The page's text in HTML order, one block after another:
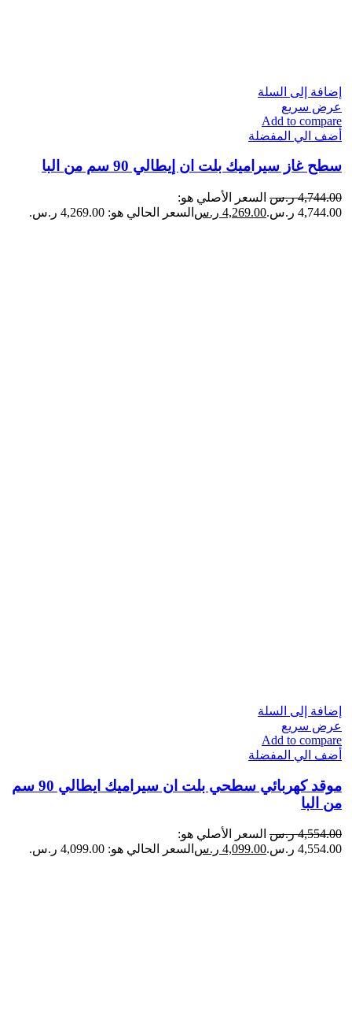
إضافة إلى السلة
عرض سريع
Add to compare
أضف الي المفضلة
سطح غاز سيراميك بلت ان إيطالي 90 سم من البا
4,744.00 ر.س السعر الأصلي هو:
4,744.00 ر.س.
4,269.00 ر.س السعر الحالي هو: 4,269.00 ر.س.
إضافة إلى السلة
عرض سريع
Add to compare
أضف الي المفضلة
موقد كهربائي سطحي بلت ان سيراميك ايطالي 90 سم
من البا
4,554.00 ر.س السعر الأصلي هو:
4,554.00 ر.س.
4,099.00 ر.س السعر الحالي هو: 4,099.00 ر.س.